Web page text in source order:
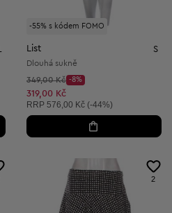
-55% s kódem FOMO
List S
Dlouhá sukně
Původní cena:
349,00 Kč
Discount Price:
-8%
Snížená cena:
319,00 Kč
Doporučená cena:
RRP 576,00 Kč (-44%)
2